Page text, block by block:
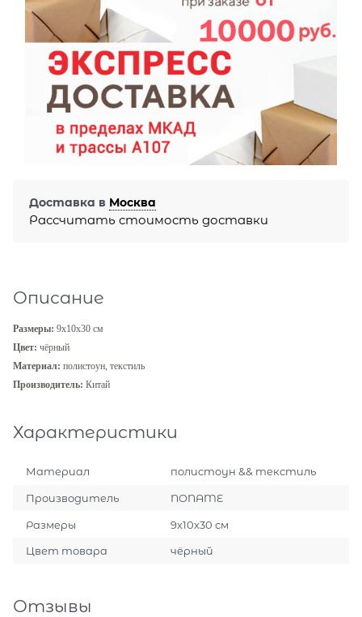
Доставка в Москва
Рассчитать стоимость доставки
Описание
Размеры: 9х10х30 см
Цвет: чёрный
Материал: полистоун, текстиль
Производитель: Китай
Характеристики
Материал полистоун && текстиль
Производитель NONAME
Размеры 9х10х30 см
Цвет товара чёрный
Отзывы